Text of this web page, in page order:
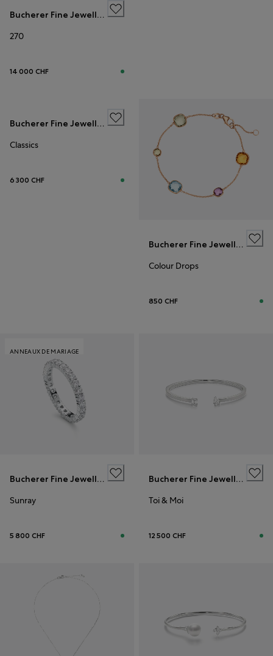
Bucherer Fine Jewellery
270
14 000 CHF
Bucherer Fine Jewellery
Classics
6 300 CHF
Bucherer Fine Jewellery
Colour Drops
850 CHF
ANNEAUX DE MARIAGE
Bucherer Fine Jewellery
Sunray
5 800 CHF
Bucherer Fine Jewellery
Toi & Moi
12 500 CHF